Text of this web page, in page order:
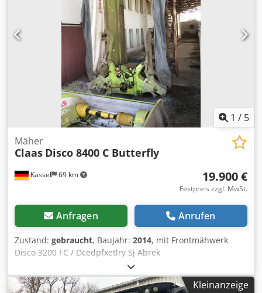
1 / 5
Kassel 69 km
Mäher
Claas Disco 8400 C Butterfly
19.900 €
Festpreis zzgl. MwSt.
Anfragen Anrufen
Zustand: gebraucht, Baujahr: 2014, mit Frontmähwerk
Disco 3200 FC / Dcedpfxetlry Sj Abrek
Kleinanzeige